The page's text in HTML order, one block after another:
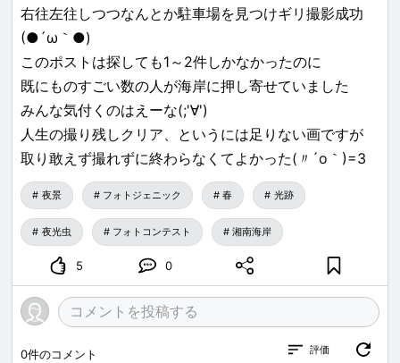
右往左往しつつなんとか駐車場を見つけギリ撮影成功
(●´ω｀●)
このポストは探しても1～2件しかなかったのに
既にものすごい数の人が海岸に押し寄せていました
みんな気付くのはえーな(;'∀')
人生の撮り残しクリア、というには足りない画ですが
取り敢えず撮れずに終わらなくてよかった(〃´o｀)=3
夜景 フォトジェニック 春 光跡
夜光虫 フォトコンテスト 湘南海岸
5 0
0件のコメント 評価